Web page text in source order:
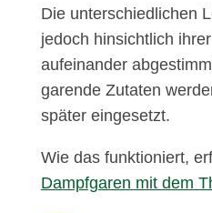
Die unterschiedlichen
jedoch hinsichtlich
aufeinander
garende Zutaten
später eingesetzt.
Wie das funktioniert,
Dampfgaren mit dem